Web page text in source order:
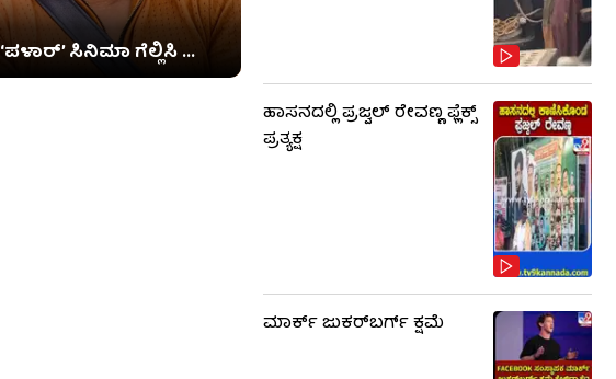
‘ಪಳಾರ್’ ಸಿನಿಮಾ ಗೆಲ್ಲಿಸಿ ...
ಹಾಸನದಲ್ಲಿ ಪ್ರಜ್ವಲ್ ರೇವಣ್ಣ ಫ್ಲೆಕ್ಸ್
ಪ್ರತ್ಯಕ್ಷ
ಮಾರ್ಕ್ ಜುಕರ್‌ಬರ್ಗ್ ಕ್ಷಮೆ